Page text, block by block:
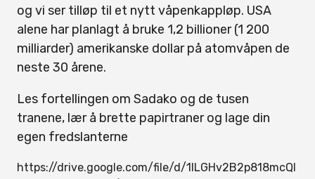
og vi ser tilløp til et nytt våpenkappløp. USA
alene har planlagt å bruke 1,2 billioner (1 200
milliarder) amerikanske dollar på atomvåpen de
neste 30 årene.
Les fortellingen om Sadako og de tusen
tranene, lær å brette papirtraner og lage din
egen fredslanterne
https://drive.google.com/file/d/1ILGHv2B2p818mcQl